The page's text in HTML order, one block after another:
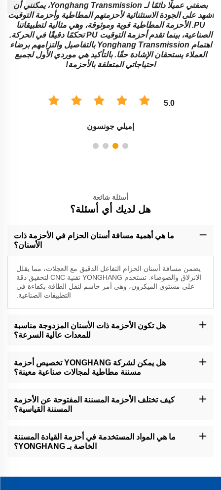
بصفتي عميلًا دائمًا لـ Yonghang Transmission، يمكنني أن
أشهد على الجودة الاستثنائية لأحزمتهم المطاطية وأحزمة التوقيت
PU. الأحزمة المطاطية قوية وموثوقة، وهي مثالية لتطبيقاتنا
الصناعية، بينما تقدم أحزمة التوقيت PU تحكمًا دقيقًا في الحركة.
اهتمام Yonghang Transmission بالتفاصيل والتزامهم برضاء
العملاء يستحقان الإشادة حقًا. بالتأكيد هي موردي الأول لجميع
احتياجاتي المتعلقة بالأحزمة!
5.0
إميلي جونسون
أسئلة شائعة
هل لديك أي أسئلة؟
ما هي أهمية مسافة أسنان الحزام في الأحزمة ذات
الأسنان؟
يضمن مسافة أسنان الحزام التفاعل الدقيق مع العجلات، مما يقلل
الانزلاق والضوضاء. تستخدم YONGHANG تقنية CNC لتحقيق دقة
على مستوى الميكرون، وهي أمر حاسم لنقل الطاقة بكفاءة في
التطبيقات الصناعية.
هل تكون الأحزمة ذات الأسنان المزدوجة مناسبة
للمعدات عالية السرعة؟
مع بناء سلس ومواد مقاومة للحرارة لتحمل العمليات الشاقة.
هل يمكن لشركة YONGHANG تخصيص أحزمة
مسننة مطاطية لمجالات صناعية معينة؟
للاستهلاك الغذائي)، وملفات أسنان وأبعاد لتلبية المتطلبات الخاصة
بالصناعة، مثل معايير النظافة في تغليف الأغذية.
كيف تختلف الأحزمة المسننة المفتوحة عن الأحزمة
المسننة القياسية؟
طويلة، ويقدم مرونة وسهولة التركيب. تحتوي أحزمة YONGHANG
المفتوحة على بناء من المطاط القوي للمحيطات القاسية.
ما هي المواد المستخدمة في أحزمة القيادة المسننة
الخاصة بـ YONGHANG؟